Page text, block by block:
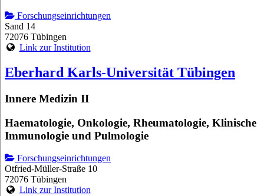
Forschungseinrichtungen
Sand 14
72076 Tübingen
Link zur Institution
Eberhard Karls-Universität Tübingen
Innere Medizin II
Haematologie, Onkologie, Rheumatologie, Klinische
Immunologie und Pulmologie
Forschungseinrichtungen
Otfried-Müller-Straße 10
72076 Tübingen
Link zur Institution